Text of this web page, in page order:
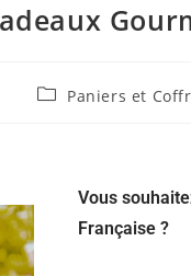
Paniers et
Vous
Française ?